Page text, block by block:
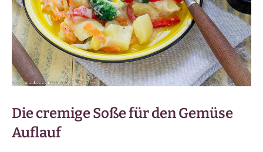
Die cremige Soße für den Gemüse
Auflauf